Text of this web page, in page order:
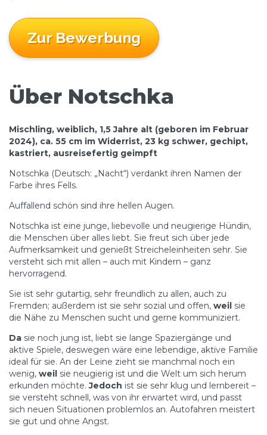
Zur Bewerbung
Über Notschka
Mischling, weiblich, 1,5Jahre alt (geboren im Februar
2024), ca. 55 cm im Widerrist, 23 kg schwer, gechipt,
kastriert, ausreisefertig geimpft
Notschka (Deutsch: „Nacht“) verdankt ihren Namen der
Farbe ihres Fells.
Auffallend schön sind ihre hellen Augen.
Notschka ist eine junge, liebevolle und neugierige Hündin,
die Menschen über alles liebt. Sie freut sich über jede
Aufmerksamkeit und genießt Streicheleinheiten sehr. Sie
versteht sich mit allen – auch mit Kindern – ganz
hervorragend.
Sie ist sehr gutartig, sehr freundlich zu allen, auch zu
Fremden; außerdem ist sie sehr sozial und offen, weil sie
die Nähe zu Menschen sucht und gerne kommuniziert.
Da sie noch jung ist, liebt sie lange Spaziergänge und
aktive Spiele, deswegen wäre eine lebendige, aktive Familie
ideal für sie. An der Leine zieht sie manchmal noch ein
wenig, weil sie neugierig ist und die Welt um sich herum
erkunden möchte.Jedoch ist sie sehr klug und lernbereit –
sie versteht schnell, was von ihr erwartet wird, und passt
sich neuen Situationen problemlos an. Autofahren meistert
sie gut und ohne Angst.